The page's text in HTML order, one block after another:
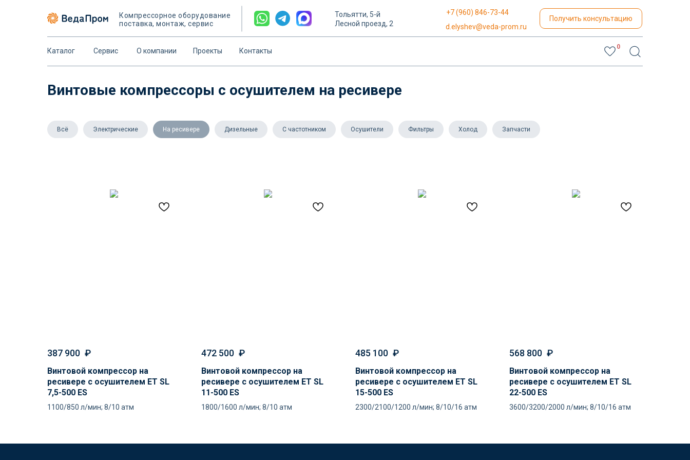
Компрессорное оборудование
поставка, монтаж, сервис
Тольятти, 5-й
Лесной проезд, 2
Получить консультацию
d.elyshev@veda-prom.ru
+7 (960) 846-73-44
Каталог Сервис О компании Проекты 0
Контакты
Винтовые компрессоры с осушителем на ресивере
Всё Электрические На ресивере Дизельные С частотником Осушители Фильтры Холод Запчасти
387 900 ₽
Винтовой компрессор на
ресивере с осушителем ET SL
7,5-500 ES
1100/850 л/мин; 8/10 атм
472 500 ₽
Винтовой компрессор на
ресивере с осушителем ET SL
11-500 ES
1800/1600 л/мин; 8/10 атм
485 100 ₽
Винтовой компрессор на
ресивере с осушителем ET SL
15-500 ES
2300/2100/1200 л/мин; 8/10/16 атм
568 800 ₽
Винтовой компрессор на
ресивере с осушителем ET SL
22-500 ES
3600/3200/2000 л/мин; 8/10/16 атм